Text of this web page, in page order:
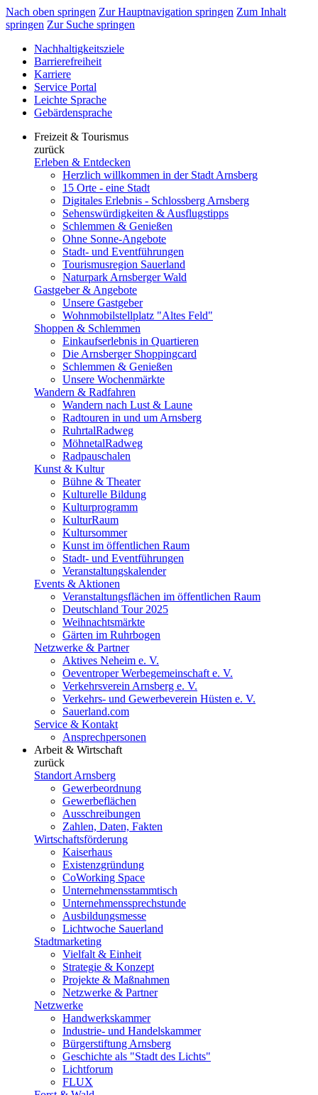
Nach oben springen Zur Hauptnavigation springen Zum Inhalt
springen Zur Suche springen
Nachhaltigkeitsziele
Barrierefreiheit
Karriere
Service Portal
Leichte Sprache
Gebärdensprache
Freizeit & Tourismus
zurück
Erleben & Entdecken
Herzlich willkommen in der Stadt Arnsberg
15 Orte - eine Stadt
Digitales Erlebnis - Schlossberg Arnsberg
Sehenswürdigkeiten & Ausflugstipps
Schlemmen & Genießen
Ohne Sonne-Angebote
Stadt- und Eventführungen
Tourismusregion Sauerland
Naturpark Arnsberger Wald
Gastgeber & Angebote
Unsere Gastgeber
Wohnmobilstellplatz "Altes Feld"
Shoppen & Schlemmen
Einkaufserlebnis in Quartieren
Die Arnsberger Shoppingcard
Schlemmen & Genießen
Unsere Wochenmärkte
Wandern & Radfahren
Wandern nach Lust & Laune
Radtouren in und um Arnsberg
RuhrtalRadweg
MöhnetalRadweg
Radpauschalen
Kunst & Kultur
Bühne & Theater
Kulturelle Bildung
Kulturprogramm
KulturRaum
Kultursommer
Kunst im öffentlichen Raum
Stadt- und Eventführungen
Veranstaltungskalender
Events & Aktionen
Veranstaltungsflächen im öffentlichen Raum
Deutschland Tour 2025
Weihnachtsmärkte
Gärten im Ruhrbogen
Netzwerke & Partner
Aktives Neheim e. V.
Oeventroper Werbegemeinschaft e. V.
Verkehrsverein Arnsberg e. V.
Verkehrs- und Gewerbeverein Hüsten e. V.
Sauerland.com
Service & Kontakt
Ansprechpersonen
Arbeit & Wirtschaft
zurück
Standort Arnsberg
Gewerbeordnung
Gewerbeflächen
Ausschreibungen
Zahlen, Daten, Fakten
Wirtschaftsförderung
Kaiserhaus
Existenzgründung
CoWorking Space
Unternehmensstammtisch
Unternehmenssprechstunde
Ausbildungsmesse
Lichtwoche Sauerland
Stadtmarketing
Vielfalt & Einheit
Strategie & Konzept
Projekte & Maßnahmen
Netzwerke & Partner
Netzwerke
Handwerkskammer
Industrie- und Handelskammer
Bürgerstiftung Arnsberg
Geschichte als "Stadt des Lichts"
Lichtforum
FLUX